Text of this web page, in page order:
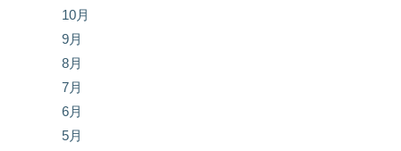
10月
9月
8月
7月
6月
5月